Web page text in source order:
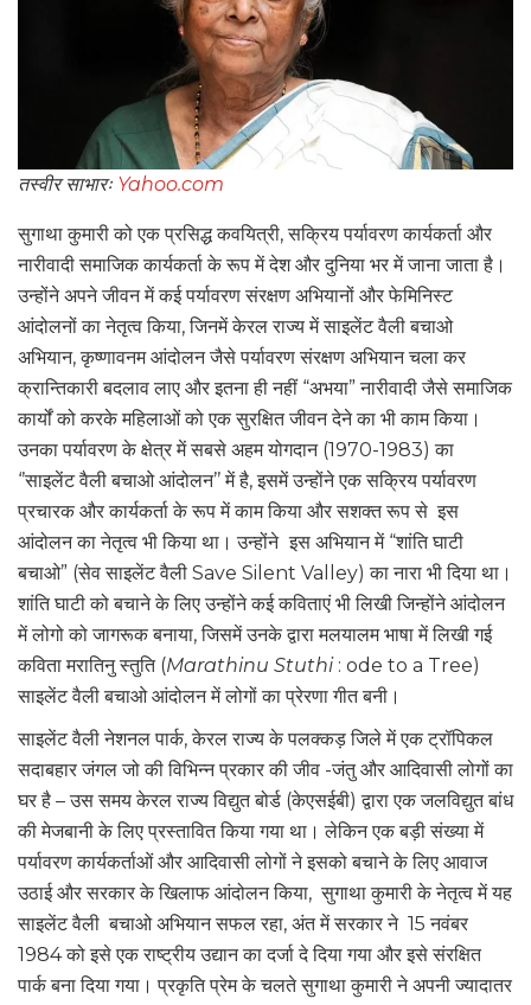
तस्वीर साभारः Yahoo.com
सुगाथा कुमारी को एक प्रसिद्ध कवयित्री, सक्रिय पर्यावरण कार्यकर्ता और
नारीवादी समाजिक कार्यकर्ता के रूप में देश और दुनिया भर में जाना जाता है।
उन्होंने अपने जीवन में कई पर्यावरण संरक्षण अभियानों और फेमिनिस्ट
आंदोलनों का नेतृत्व किया, जिनमें केरल राज्य में साइलेंट वैली बचाओ
अभियान, कृष्णावनम आंदोलन जैसे पर्यावरण संरक्षण अभियान चला कर
क्रान्तिकारी बदलाव लाए और इतना ही नहीं “अभया” नारीवादी जैसे समाजिक
कार्यों को करके महिलाओं को एक सुरक्षित जीवन देने का भी काम किया।
उनका पर्यावरण के क्षेत्र में सबसे अहम योगदान (1970-1983) का
‘’साइलेंट वैली बचाओ आंदोलन’’ में है,‌ इसमें उन्होंने एक सक्रिय पर्यावरण
प्रचारक और कार्यकर्ता के रूप में काम किया और सशक्त रूप से इस
आंदोलन का नेतृत्व भी किया था। उन्होंने इस अभियान में “शांति घाटी
बचाओ” (सेव साइलेंट वैली Save Silent Valley) का नारा भी दिया था।
शांति घाटी को बचाने के लिए उन्होंने कई कविताएं भी लिखी जिन्होंने आंदोलन
में लोगो को जागरूक बनाया, जिसमें उनके द्वारा मलयालम भाषा में लिखी गई
कविता मरातिनु स्तुति (Marathinu Stuthi: ode to a Tree)
साइलेंट वैली बचाओ आंदोलन में लोगों का प्रेरणा गीत बनी।
साइलेंट वैली नेशनल पार्क, केरल राज्य के पलक्कड़ जिले में एक ट्रॉपिकल
सदाबहार जंगल जो की विभिन्न प्रकार की जीव -जंतु और आदिवासी लोगों का
घर है – उस समय केरल राज्य विद्युत बोर्ड (केएसईबी) द्वारा एक जलविद्युत बांध
की मेजबानी के लिए प्रस्तावित किया गया था। लेकिन एक बड़ी संख्या में
पर्यावरण कार्यकर्ताओं और आदिवासी लोगों ने इसको बचाने के लिए आवाज
उठाई और सरकार के खिलाफ आंदोलन किया, सुगाथा कुमारी के नेतृत्व में यह
साइलेंट वैली बचाओ अभियान सफल रहा, अंत में सरकार ने 15 नवंबर
1984 को इसे एक राष्ट्रीय उद्यान का दर्जा दे दिया गया और इसे संरक्षित
पार्क बना दिया गया। प्रकृति प्रेम के चलते सुगाथा कुमारी ने अपनी ज्यादातर